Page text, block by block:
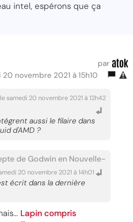
intel, espérons que ça
par atok
20 novembre 2021 à 15h10
le samedi 20 novembre 2021 à 12h42
aussi le filaire dans
d'AMD ?
de Godwin en Nouvelle-
20 novembre 2021 à 14h01
écrit dans la dernière
Lapin compris